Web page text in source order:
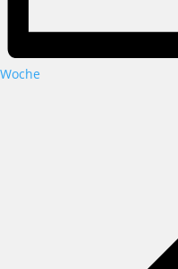
Woche